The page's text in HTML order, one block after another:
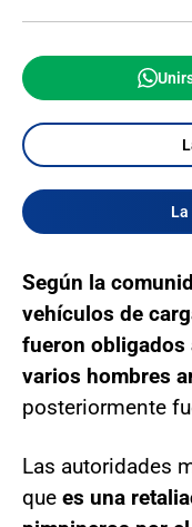
La
Según la
vehículos de
fueron obligados
varios hombres
posteriormente
Las autoridades
que es una